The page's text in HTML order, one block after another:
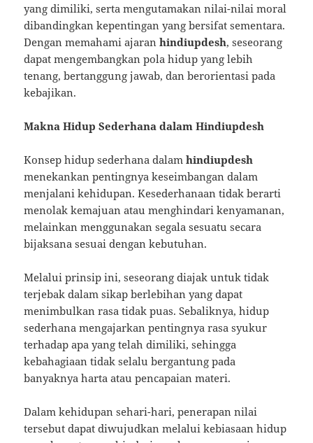
yang dimiliki, serta mengutamakan nilai-nilai moral
dibandingkan kepentingan yang bersifat sementara.
Dengan memahami ajaranhindiupdesh, seseorang
dapat mengembangkan pola hidup yang lebih
tenang, bertanggung jawab, dan berorientasi pada
kebajikan.
Makna Hidup Sederhana dalam Hindiupdesh
Konsep hidup sederhana dalamhindiupdesh
menekankan pentingnya keseimbangan dalam
menjalani kehidupan. Kesederhanaan tidak berarti
menolak kemajuan atau menghindari kenyamanan,
melainkan menggunakan segala sesuatu secara
bijaksana sesuai dengan kebutuhan.
Melalui prinsip ini, seseorang diajak untuk tidak
terjebak dalam sikap berlebihan yang dapat
menimbulkan rasa tidak puas. Sebaliknya, hidup
sederhana mengajarkan pentingnya rasa syukur
terhadap apa yang telah dimiliki, sehingga
kebahagiaan tidak selalu bergantung pada
banyaknya harta atau pencapaian materi.
Dalam kehidupan sehari-hari, penerapan nilai
tersebut dapat diwujudkan melalui kebiasaan hidup